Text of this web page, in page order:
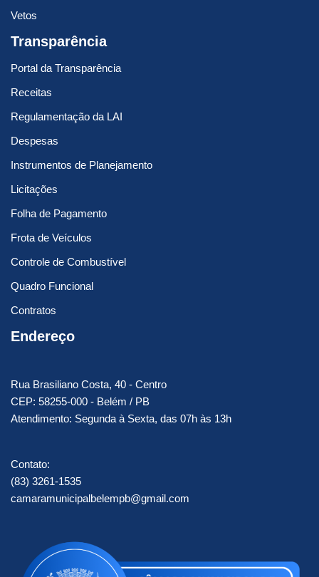
Vetos
Transparência
Portal da Transparência
Receitas
Regulamentação da LAI
Despesas
Instrumentos de Planejamento
Licitações
Folha de Pagamento
Frota de Veículos
Controle de Combustível
Quadro Funcional
Contratos
Endereço
Rua Brasiliano Costa, 40 - Centro
CEP: 58255-000 - Belém / PB
Atendimento: Segunda à Sexta, das 07h às 13h
Contato:
(83) 3261-1535
camaramunicipalbelempb@gmail.com